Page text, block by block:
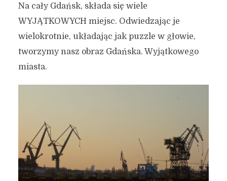
Na cały Gdańsk, składa się wiele
WYJĄTKOWYCH miejsc. Odwiedzając je
wielokrotnie, układając jak puzzle w głowie,
tworzymy nasz obraz Gdańska. Wyjątkowego
miasta.